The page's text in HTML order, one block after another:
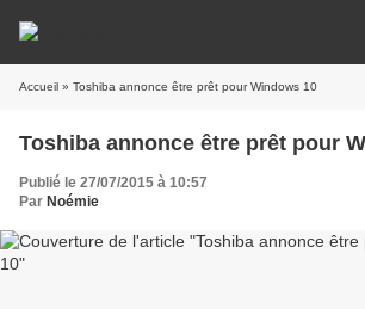
Accueil » Toshiba annonce être prêt pour Windows 10
Toshiba annonce être prêt pour
Publié le 27/07/2015 à 10:57
Par Noémie